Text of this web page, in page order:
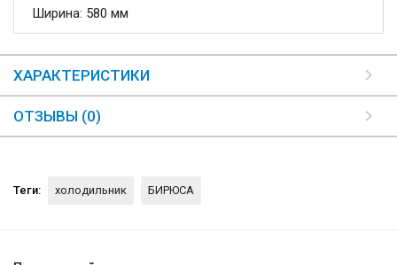
Ширина: 580 мм
ХАРАКТЕРИСТИКИ
ОТЗЫВЫ (0)
Теги: холодильник БИРЮСА